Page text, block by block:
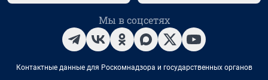
Мы в соцсетях
Контактные данные для Роскомнадзора и государственных органов